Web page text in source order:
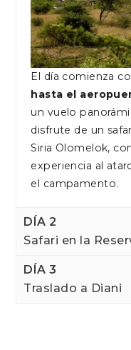
El día comienza
hasta el
un vuelo
disfrute de un
Siria Olomelok,
experiencia al
el campamento.
DÍA 2
Safari en la
DÍA 3
Traslado a Diani